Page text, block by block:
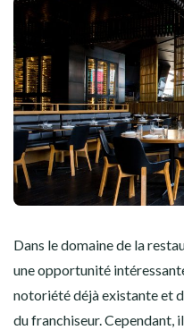
Dans le domaine de la
une opportunité
notoriété déjà existante et
du franchiseur. Cependant,